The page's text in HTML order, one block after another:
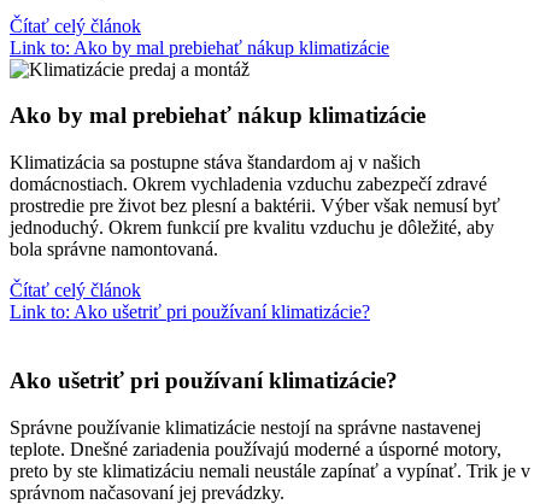
Čítať celý článok
Link to: Ako by mal prebiehať nákup klimatizácie
Ako by mal prebiehať nákup klimatizácie
Klimatizácia sa postupne stáva štandardom aj v našich
domácnostiach. Okrem vychladenia vzduchu zabezpečí zdravé
prostredie pre život bez plesní a baktérii. Výber však nemusí byť
jednoduchý. Okrem funkcií pre kvalitu vzduchu je dôležité, aby
bola správne namontovaná.
Čítať celý článok
Link to: Ako ušetriť pri používaní klimatizácie?
Ako ušetriť pri používaní klimatizácie?
Správne používanie klimatizácie nestojí na správne nastavenej
teplote. Dnešné zariadenia používajú moderné a úsporné motory,
preto by ste klimatizáciu nemali neustále zapínať a vypínať. Trik je v
správnom načasovaní jej prevádzky.